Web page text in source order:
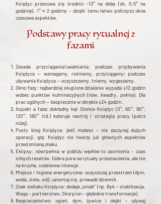
Księżyc przesuwa się średnio ~13° na dobę (ok. 0,5° na
godzinę). 1° ≈ 2 godziny – dzięki temu łatwo policzysz okna
czasowe aspektów.
Podstawy pracy rytualnej z
fazami
Zasada przyciągania/uwalniania: podczas przybywania
Księżyca — wzmagamy, rośniemy, przyciągamy; podczas
ubywania Księżyca — oczyszczamy, tniemy, wygaszamy.
Okno fazy: najbardziej skupione działanie wypada ±12 godzin
wobec punktów kulminacyjnych (nów, kwadry, pełnia). Dla
prac ogólnych — bezpiecznie w obrębie ±24 godzin.
Aspekt a faza: dokładny kąt Słońce–Księżyc (0°, 60°, 90°,
120°, 180° itd.) koloruje nastrój i strategię pracy (patrz
niżej).
Pusty bieg Księżyca: jeśli możesz – nie zaczynaj dużych
operacji, gdy Księżyc nie tworzy już głównych aspektów
przed zmianą znaku.
Eklipsy: nów/pełnia w pobliżu węzłów to zaćmienia – czas
silnych resetów. Dobra pora na rytuały przeznaczenia, ale nie
na kruche, codzienne intencje.
Miejsce i higiena energetyczna: oczyszczaj przestrzeń (dym,
woda, zioła, sól), uziemiaj się, prowadź dziennik.
Znak zodiaku Księżyca: dodaje „smak” (np. Byk – stabilizacja,
Waga – partnerstwo, Skorpion – głębokie transformacje).
Bezpieczeństwo: ogień, dym, żywice i olejki – używaj